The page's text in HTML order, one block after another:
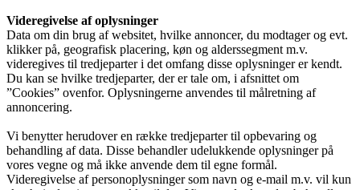
Videregivelse af oplysninger
Data om din brug af websitet, hvilke annoncer, du modtager og evt.
klikker på, geografisk placering, køn og alderssegment m.v.
videregives til tredjeparter i det omfang disse oplysninger er kendt.
Du kan se hvilke tredjeparter, der er tale om, i afsnittet om
”Cookies” ovenfor. Oplysningerne anvendes til målretning af
annoncering.
Vi benytter herudover en række tredjeparter til opbevaring og
behandling af data. Disse behandler udelukkende oplysninger på
vores vegne og må ikke anvende dem til egne formål.
Videregivelse af personoplysninger som navn og e-mail m.v. vil kun